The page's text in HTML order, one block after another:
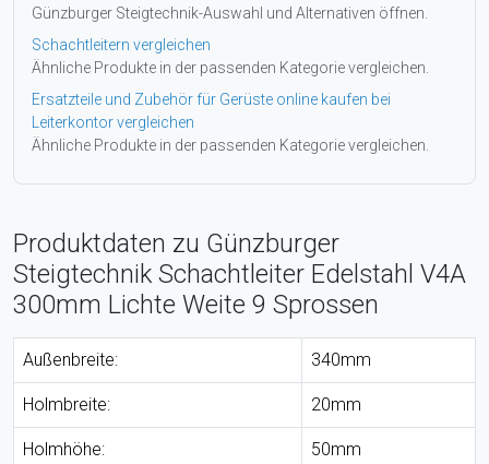
Günzburger Steigtechnik-Auswahl und Alternativen öffnen.
Schachtleitern vergleichen
Ähnliche Produkte in der passenden Kategorie vergleichen.
Ersatzteile und Zubehör für Gerüste online kaufen bei
Leiterkontor vergleichen
Ähnliche Produkte in der passenden Kategorie vergleichen.
Produktdaten zu Günzburger
Steigtechnik Schachtleiter Edelstahl V4A
300mm Lichte Weite 9 Sprossen
Außenbreite: 340mm
Holmbreite: 20mm
Holmhöhe: 50mm